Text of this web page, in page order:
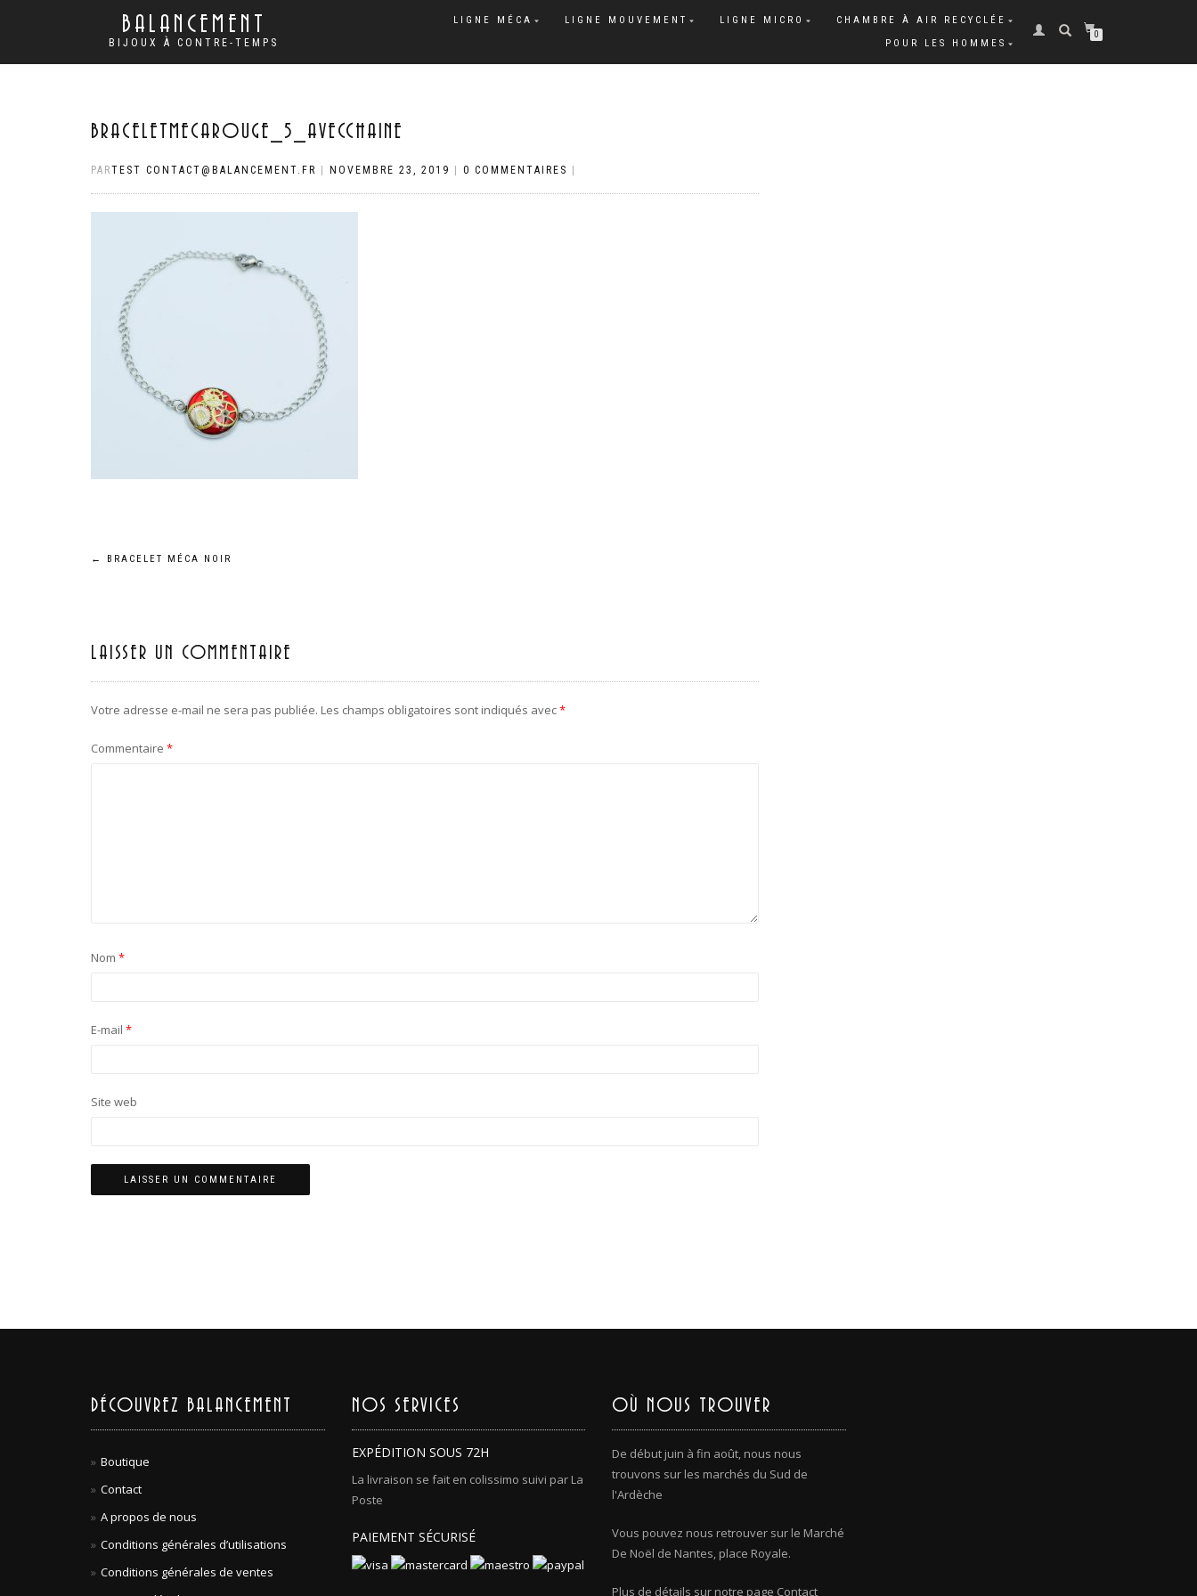
BALANCEMENT
BIJOUX À CONTRE-TEMPS
LIGNE MÉCA LIGNE MOUVEMENT LIGNE MICRO
CHAMBRE À AIR RECYCLÉE
POUR LES HOMMES
0
BRACELETMECAROUGE_5_AVECCHAINE
PARTEST CONTACT@BALANCEMENT.FR NOVEMBRE 23, 2019 0 COMMENTAIRES
Navigation
← BRACELET MÉCA NOIR
LAISSER UN COMMENTAIRE
Votre adresse e-mail ne sera pas publiée. Les champs obligatoires sont indiqués avec*
Commentaire *
Nom *
E-mail *
Site web
DÉCOUVREZ BALANCEMENT
Boutique
Contact
A propos de nous
Conditions générales d’utilisations
Conditions générales de ventes
NOS SERVICES
EXPÉDITION SOUS 72H
La livraison se fait en colissimo suivi par La
Poste
PAIEMENT SÉCURISÉ
OÙ NOUS TROUVER
De début juin à fin août, nous nous
trouvons sur les marchés du Sud de
l'Ardèche
Vous pouvez nous retrouver sur le Marché
De Noël de Nantes, place Royale.
Plus de détails sur notre page Contact